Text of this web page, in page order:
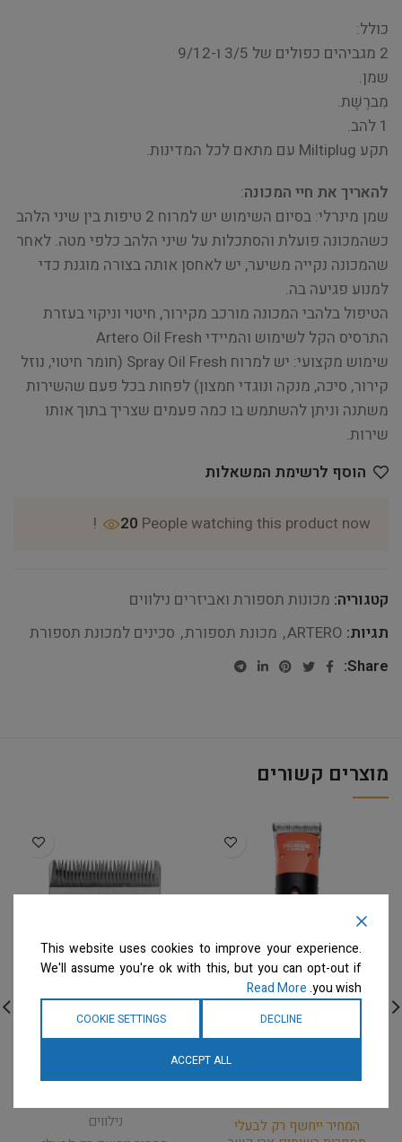
כולל:
2 מגביהים כפולים של 3/5 ו-9/12
שמן.
מִברֶשֶׁת.
1 להב.
תקע Miltiplug עם מתאם לכל המדינות.
להאריך את חיי המכונה:
שמן מינרלי: בסיום השימוש יש למרוח 2 טיפות בין שיני הלהב
כשהמכונה פועלת והסתכלות על שיני הלהב כלפי מטה. לאחר
שהמכונה נקייה משיער, יש לאחסן אותה בצורה מוגנת כדי
למנוע פגיעה בה.
הטיפול בלהבי המכונה מורכב מקירור, חיטוי וניקוי בעזרת
התרסיס הקל לשימוש והמיידי Artero Oil Fresh
שימוש מקצועי: יש למרוח Spray Oil Fresh (חומר חיטוי, נוזל
קירור, סיכה, מנקה ונוגדי חמצון) לפחות בכל פעם שהשירות
משתנה וניתן להשתמש בו כמה פעמים שצריך בתוך אותו
שירות.
הוסף לרשימת המשאלות
20 People watching this product now!
קטגוריה: מכונות תספורת ואביזרים נילווים
תגיות: ARTERO
, מכונת תספורת, סכינים למכונת תספורת
Share:
מוצרים קשורים
ARTERO – מכונת תספורת
עם כבל + סכין PREMIUM
מכונות תספורת ואביזרים
המחיר ייחשף רק לבעלי
Show Tech – סכין למכונת
תספורת – Pro Blades
snap-on Clipper Blade
נילווים
This website uses cookies to improve your experience.
We'll assume you're ok with this, but you can opt-out if
you wish.
Read More
DECLINE
COOKIE SETTINGS
ACCEPT ALL